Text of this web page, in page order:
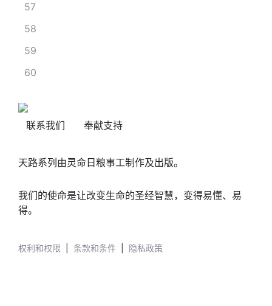
57
58
59
60
联系我们 奉献支持
天路系列由灵命日粮事工制作及出版。
我们的使命是让改变生命的圣经智慧，变得易懂、易
得。
权利和权限 条款和条件 隐私政策